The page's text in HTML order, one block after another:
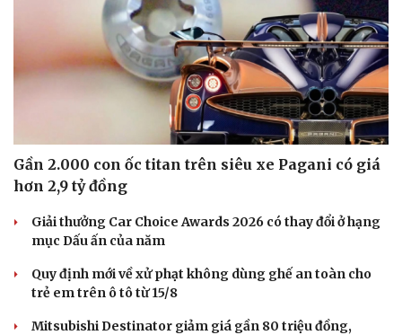
Đọc truyện đêm khuya
Cửa sổ tình yêu
Kể chuyện cho bé
Hạt giống tâm hồn
Gần 2.000 con ốc titan trên siêu xe Pagani có giá
hơn 2,9 tỷ đồng
Giải thưởng Car Choice Awards 2026 có thay đổi ở hạng
mục Dấu ấn của năm
Quy định mới về xử phạt không dùng ghế an toàn cho
trẻ em trên ô tô từ 15/8
Mitsubishi Destinator giảm giá gần 80 triệu đồng,